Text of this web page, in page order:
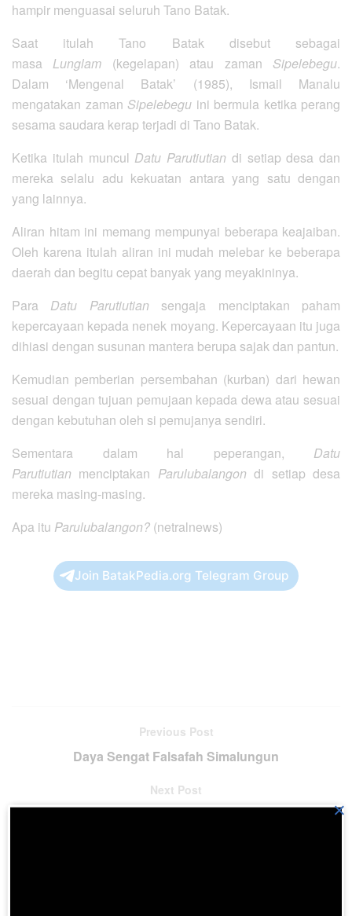
hampir menguasai seluruh Tano Batak.
Saat itulah Tano Batak disebut sebagai
masaLunglam (kegelapan) atau zaman Sipelebegu.
Dalam ‘Mengenal Batak’ (1985), Ismail Manalu
mengatakan zaman Sipelebegu ini bermula ketika perang
sesama saudara kerap terjadi di Tano Batak.
Ketika itulah muncul Datu Parutiutian di setiap desa dan
mereka selalu adu kekuatan antara yang satu dengan
yang lainnya.
Aliran hitam ini memang mempunyai beberapa keajaiban.
Oleh karena itulah aliran ini mudah melebar ke beberapa
daerah dan begitu cepat banyak yang meyakininya.
Para Datu Parutiutian sengaja menciptakan paham
kepercayaan kepada nenek moyang. Kepercayaan itu juga
dihiasi dengan susunan mantera berupa sajak dan pantun.
Kemudian pemberian persembahan (kurban) dari hewan
sesuai dengan tujuan pemujaan kepada dewa atau sesuai
dengan kebutuhan oleh si pemujanya sendiri.
Sementara dalam hal peperangan, Datu
Parutiutian menciptakan Parulubalangon di setiap desa
mereka masing-masing.
Apa itu Parulubalangon? (netralnews)
Join BatakPedia.org Telegram Group
Previous Post
Daya Sengat Falsafah Simalungun
Next Post
Gagal Nikah ala Orang Batak ×